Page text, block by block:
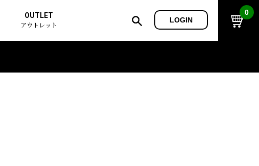
OUTLET
アウトレット
LOGIN
0